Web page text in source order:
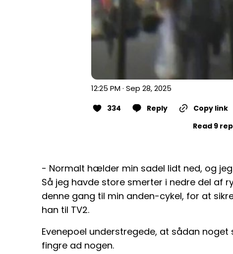
12:25 PM · Sep 28, 2025
334 Reply
Copy link
Read 9
- Normalt hælder min sadel lidt ned, og
Så jeg havde store smerter i nedre del af
denne gang til min anden-cykel, for at
han til TV2.
Evenepoel understregede, at sådan noget
fingre ad nogen.